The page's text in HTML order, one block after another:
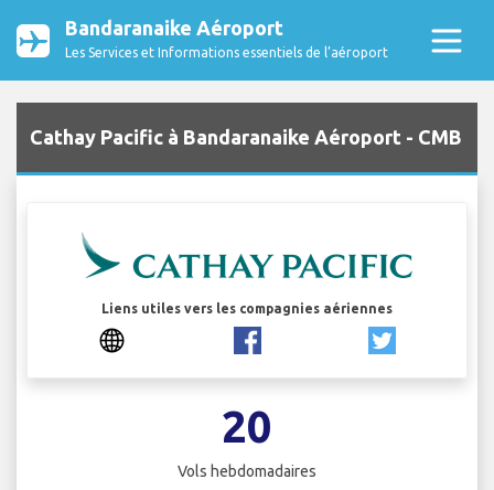
Bandaranaike Aéroport
Les Services et Informations essentiels de l’aéroport
Cathay Pacific à Bandaranaike Aéroport - CMB
Liens utiles vers les compagnies aériennes
20
Vols hebdomadaires